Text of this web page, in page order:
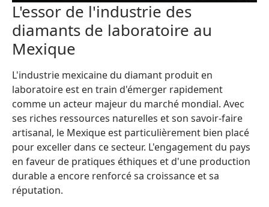
L'essor de l'industrie des
diamants de laboratoire au
Mexique
L'industrie mexicaine du diamant produit en
laboratoire est en train d'émerger rapidement
comme un acteur majeur du marché mondial. Avec
ses riches ressources naturelles et son savoir-faire
artisanal, le Mexique est particulièrement bien placé
pour exceller dans ce secteur. L'engagement du pays
en faveur de pratiques éthiques et d'une production
durable a encore renforcé sa croissance et sa
réputation.